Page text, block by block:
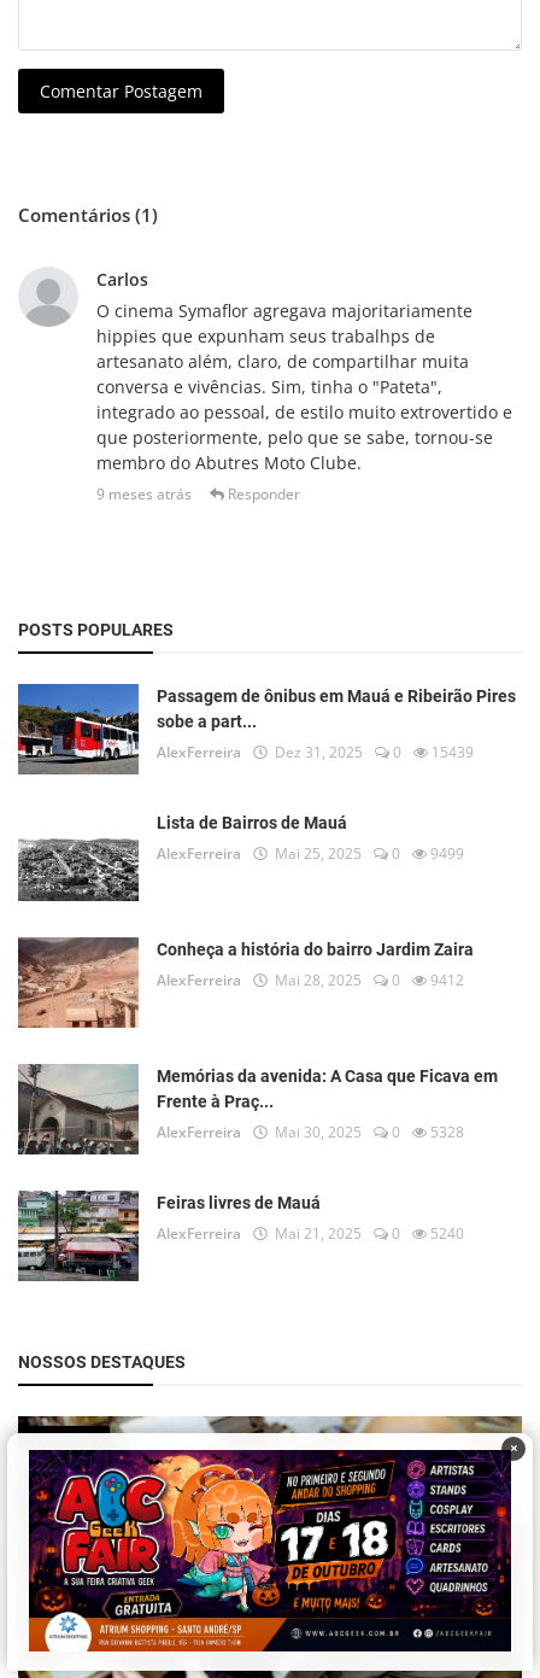
Comentar Postagem
Comentários (1)
Carlos
O cinema Symaflor agregava majoritariamente
hippies que expunham seus trabalhps de
artesanato além, claro, de compartilhar muita
conversa e vivências. Sim, tinha o "Pateta",
integrado ao pessoal, de estilo muito extrovertido e
que posteriormente, pelo que se sabe, tornou-se
membro do Abutres Moto Clube.
9 meses atrás Responder
POSTS POPULARES
Passagem de ônibus em Mauá e Ribeirão Pires
sobe a part...
AlexFerreira Dez 31, 2025 0 15439
Lista de Bairros de Mauá
AlexFerreira Mai 25, 2025 0 9499
Conheça a história do bairro Jardim Zaira
AlexFerreira Mai 28, 2025 0 9412
Memórias da avenida: A Casa que Ficava em
Frente à Praç...
AlexFerreira Mai 30, 2025 0 5328
Feiras livres de Mauá
AlexFerreira Mai 21, 2025 0 5240
NOSSOS DESTAQUES
História ×